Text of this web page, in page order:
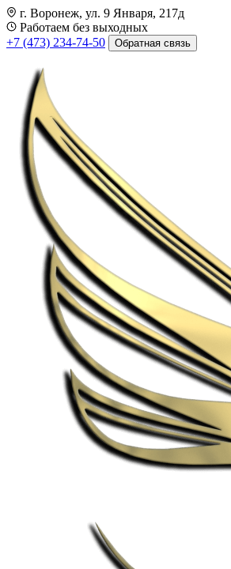
г. Воронеж, ул. 9 Января, 217д
Работаем без выходных
+7 (473) 234-74-50
Обратная связь